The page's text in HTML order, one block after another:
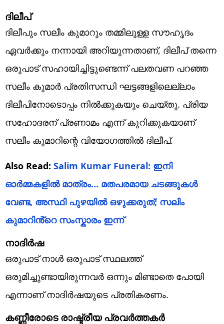
ദിലീപ്
ദിലീപും സലീം കുമാറും തമ്മിലുള്ള സൗഹൃദം
ഏവര്‍ക്കും നന്നായി അറിയുന്നതാണ്, ദിലീപ് തന്നെ
ഒരുപാട് സഹായിച്ചിട്ടുണ്ടെന്ന് പലതവണ പറഞ്ഞ
സലീം കുമാര്‍ പ്രതിസന്ധി ഘട്ടങ്ങളിലെല്ലാം
ദിലീപിനോടൊപ്പം നില്‍ക്കുകയും ചെയ്തു. പ്രിയ
സഹോദരന് പ്രണാമം എന്ന് കുറിക്കുകയാണ്
സലീം കുമാറിന്റെ വിയോഗത്തില്‍ ദിലീപ്.
Also Read: Salim Kumar Funeral: ഇനി
ഓർമ്മകളിൽ മാത്രം… മതപരമായ ചടങ്ങുകൾ
വേണ്ട, അസ്ഥി പുഴയിൽ ഒഴുക്കരുത്; സലിം
കുമാറിൻ്റെ സംസ്കാരം ഇന്ന്
നാദിര്‍ഷ
ഒരുപാട് നാള്‍ ഒരുപാട് സ്ഥലത്ത്
ഒരുമിച്ചുണ്ടായിരുന്നവര്‍ ഒന്നും മിണ്ടാതെ പോയി
എന്നാണ് നാദിര്‍ഷയുടെ പ്രതികരണം.
കണ്ണീരോടെ രാഷ്ട്രീയ പ്രവര്‍ത്തകര്‍